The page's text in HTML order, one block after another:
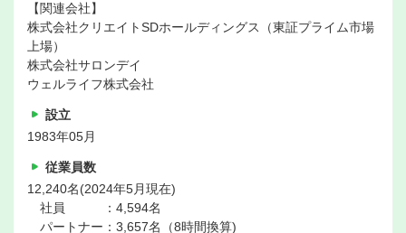
【関連会社】
株式会社クリエイトSDホールディングス（東証プライム市場
上場）
株式会社サロンデイ
ウェルライフ株式会社
設立
1983年05月
従業員数
12,240名(2024年5月現在)
社員 ：4,594名
パートナー：3,657名（8時間換算)